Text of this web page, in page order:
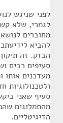
לפני שניגש
לגמרי, שלא
מחוברים
להביא
הבזק. זה
סעיפים רבים
מעדכנים אותו
סעיף שאני
מהתמלוגים
הדיגיטליים.